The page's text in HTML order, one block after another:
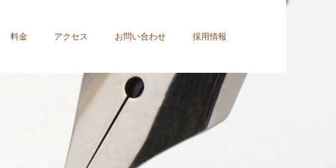
料金 アクセス お問い合わせ 採用情報